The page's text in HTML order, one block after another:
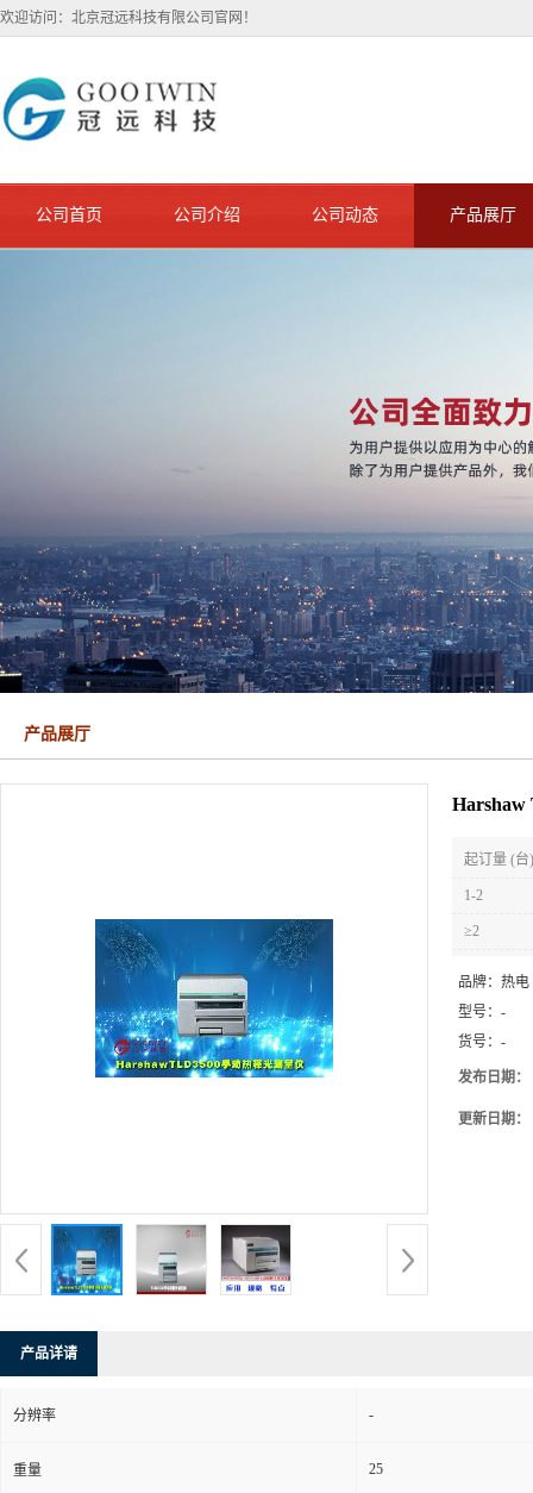
欢迎访问：北京冠远科技有限公司官网！
公司首页 公司介绍 公司动态 产品展厅
产品展厅
Harshaw
起订量 (台)
1-2
≥2
品牌： 热电
型号： -
货号： -
发布日期：
更新日期：
产品详请
分辨率 -
重量 25